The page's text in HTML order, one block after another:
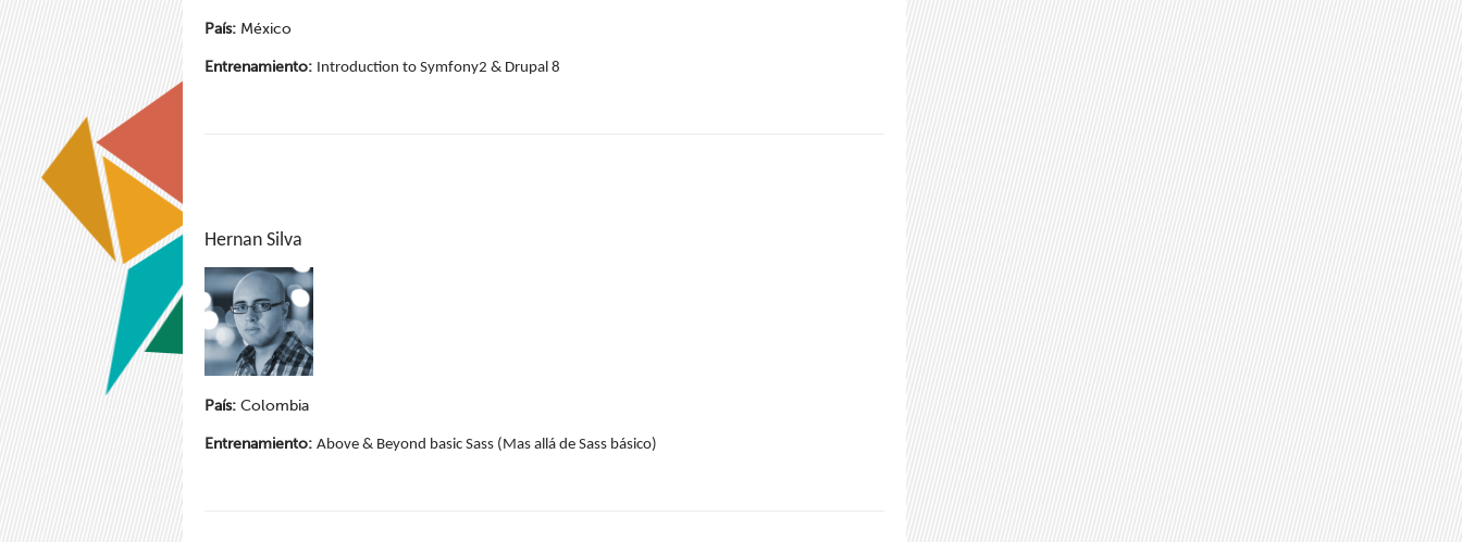
País: México
Entrenamiento: Introduction to Symfony2 & Drupal 8
Hernan Silva
País: Colombia
Entrenamiento: Above & Beyond basic Sass (Mas allá de Sass básico)